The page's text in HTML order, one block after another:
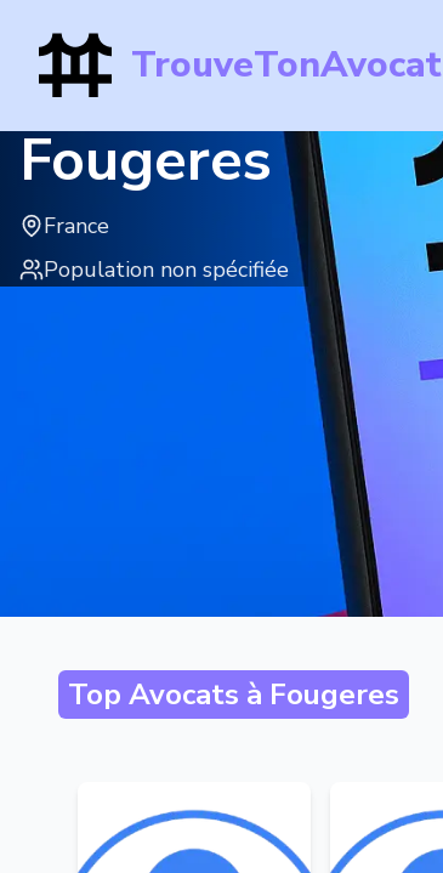
TrouveTonAvocat
Fougeres
France
Population non spécifiée
Top Avocats à Fougeres